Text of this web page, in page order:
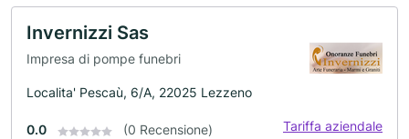
Invernizzi Sas
Impresa di pompe funebri
Localita' Pescaù, 6/A, 22025 Lezzeno
0.0 (0 Recensione) Tariffa aziendale